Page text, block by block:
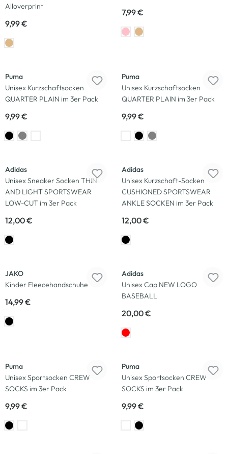
Alloverprint
9,99 €
7,99 €
Puma
Unisex Kurzschaftsocken
QUARTER PLAIN im 3er Pack
9,99 €
Puma
Unisex Kurzschaftsocken
QUARTER PLAIN im 3er Pack
9,99 €
Adidas
Unisex Sneaker Socken THIN
AND LIGHT SPORTSWEAR
LOW-CUT im 3er Pack
12,00 €
Adidas
Unisex Kurzschaft-Socken
CUSHIONED SPORTSWEAR
ANKLE SOCKEN im 3er Pack
12,00 €
JAKO
Kinder Fleecehandschuhe
14,99 €
Adidas
Unisex Cap NEW LOGO
BASEBALL
20,00 €
Puma
Unisex Sportsocken CREW
SOCKS im 3er Pack
9,99 €
Puma
Unisex Sportsocken CREW
SOCKS im 3er Pack
9,99 €